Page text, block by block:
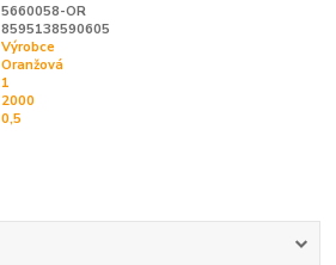
5660058-OR
8595138590605
Výrobce
Oranžová
1
2000
0,5